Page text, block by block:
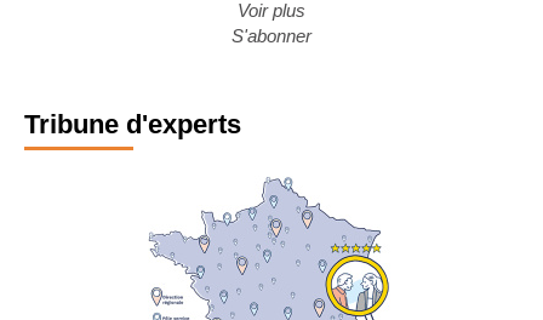
Voir plus
Tribune d'experts